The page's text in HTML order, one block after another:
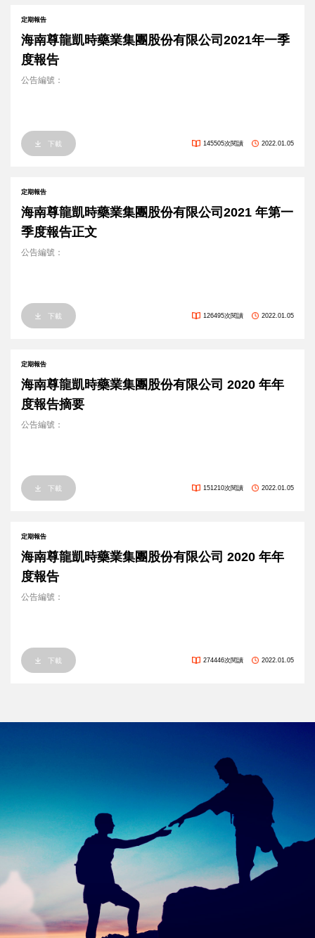
定期報告
海南尊龍凱時藥業集團股份有限公司2021年一季
度報告
公告編號：
下載 145505次閱讀 2022.01.05
定期報告
海南尊龍凱時藥業集團股份有限公司2021 年第一
季度報告正文
公告編號：
下載 126495次閱讀 2022.01.05
定期報告
海南尊龍凱時藥業集團股份有限公司 2020 年年
度報告摘要
公告編號：
下載 151210次閱讀 2022.01.05
定期報告
海南尊龍凱時藥業集團股份有限公司 2020 年年
度報告
公告編號：
下載 274446次閱讀 2022.01.05